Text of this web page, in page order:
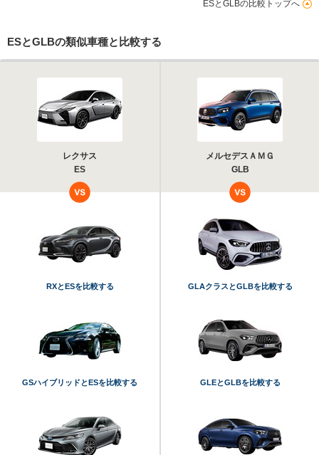
ESとGLBの比較トップへ
ESとGLBの類似車種と比較する
レクサス
ES
メルセデスＡＭＧ
GLB
RXとESを比較する
GSハイブリッドとESを比較する
GLAクラスとGLBを比較する
GLEとGLBを比較する